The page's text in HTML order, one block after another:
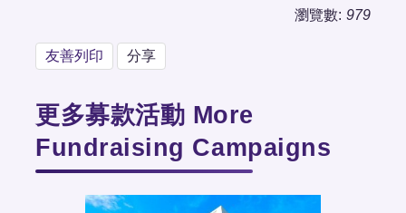
瀏覽數: 979
友善列印 分享
更多募款活動 More
Fundraising Campaigns